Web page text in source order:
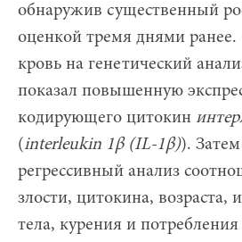
обнаружив существенный
оценкой тремя днями ранее.
кровь на генетический
показал повышенную
кодирующего цитокин
(interleukin 1β (IL-1β)).
регрессивный анализ
злости, цитокина, возраста,
тела, курения и